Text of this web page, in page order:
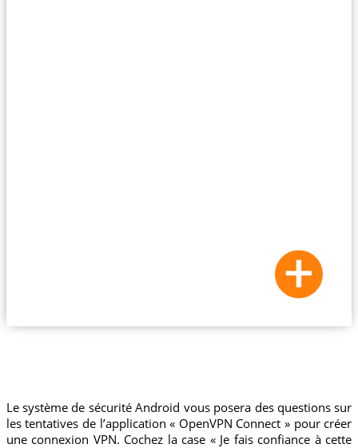
Le système de sécurité Android vous posera des questions sur
les tentatives de l’application « OpenVPN Connect » pour créer
une connexion VPN. Cochez la case « Je fais confiance à cette